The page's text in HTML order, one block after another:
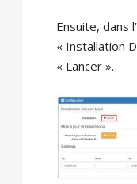
Ensuite, dans
« Installation
« Lancer ».